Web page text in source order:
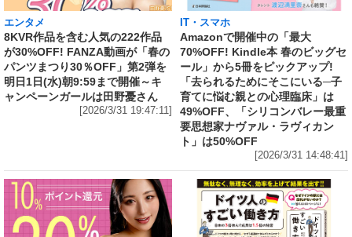
エンタメ
8KVR作品を含む人気の222作品
が30%OFF! FANZA動画が「春の
パンツまつり30％OFF」第2弾を
明日1日(水)朝9:59まで開催～キ
ャンペーンガールは田野憂さん
[2026/3/31 19:47:11]
IT・スマホ
Amazonで開催中の「最大
70%OFF! Kindle本 春のビッグセ
ール」から5冊をピックアップ!
「去られるためにそこにいる─子
育てに悩む親との心理臨床」は
49%OFF、「シリコンバレー最重
要思想家ナヴァル・ラヴィカン
ト」は50%OFF
[2026/3/31 14:48:41]